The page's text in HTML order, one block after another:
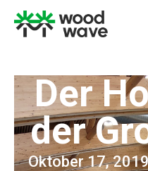
Der
der
Oktober 17,